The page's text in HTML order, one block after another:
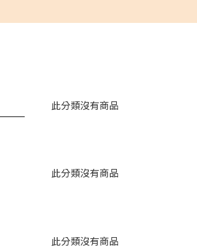
此分類沒有商品
此分類沒有商品
此分類沒有商品